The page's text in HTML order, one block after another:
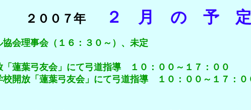
２００７年 ２ 月 の 予 定
会（１６：３０～）、未定
会」にて弓道指導 １０：００～１７：００
葉弓友会」にて弓道指導 １０：００～１７：０